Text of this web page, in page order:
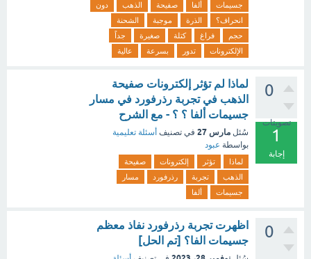
جسيمات
ألفا صفيحة الذهب
دون
انحراف؟
الذرة موجبة
الشحنة
حجم
فراغ كتلة صغيرة
جداً
الإلكترونات
تدور بسرعة عالية
0
تصويتات
1
إجابة
لماذا لم تؤثر إلكترونات صفيحة
الذهب في تجربة رذرفورد في مسار
جسيمات ألفا ؟ ؟ - مع الشرح
سُئل مارس 27 في تصنيف أسئلة تعليمية
بواسطة عبود
لماذا تؤثر إلكترونات
صفيحة
الذهب
تجربة رذرفورد
مسار
جسيمات
ألفا
0
اظهرت تجربة رذرفورد نفاذ معظم
جسيمات الفا؟ [تم الحل]